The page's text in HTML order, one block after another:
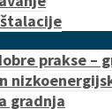
prakse –
gradnja